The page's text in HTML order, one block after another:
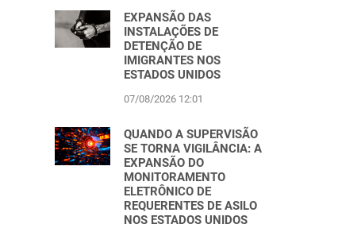
EXPANSÃO DAS
INSTALAÇÕES DE
DETENÇÃO DE
IMIGRANTES NOS
ESTADOS UNIDOS
07/08/2026 12:01
QUANDO A SUPERVISÃO
SE TORNA VIGILÂNCIA: A
EXPANSÃO DO
MONITORAMENTO
ELETRÔNICO DE
REQUERENTES DE ASILO
NOS ESTADOS UNIDOS